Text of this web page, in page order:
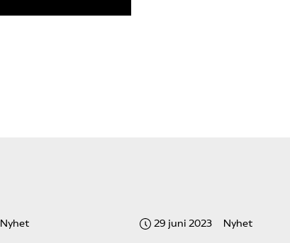
Nyhet 29 juni 2023 Nyhet